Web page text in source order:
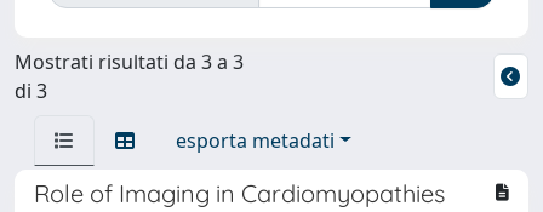
Mostrati risultati da 3 a 3
di 3
esporta metadati
Role of Imaging in Cardiomyopathies